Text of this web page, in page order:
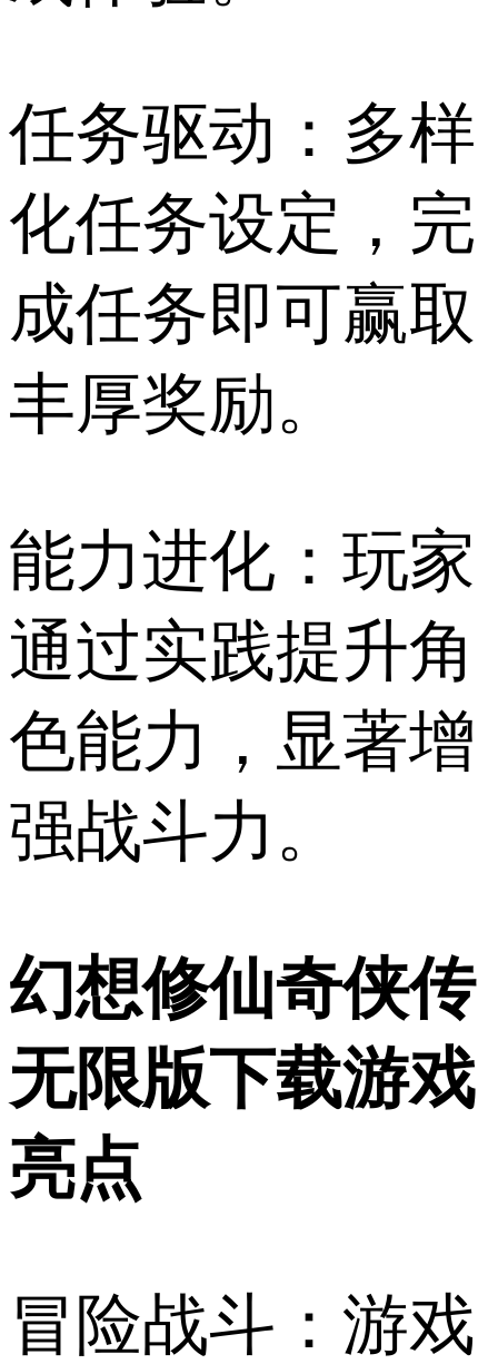
任务驱动：多样
化任务设定，完
成任务即可赢取
丰厚奖励。
能力进化：玩家
通过实践提升角
色能力，显著增
强战斗力。
幻想修仙奇侠传
无限版下载游戏
亮点
冒险战斗：游戏